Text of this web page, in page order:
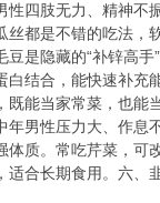
性四肢无力、精神不
丝都是不错的吃法，
豆是隐藏的“补锌高
白结合，能快速补充
既能当家常菜，也能
年男性压力大、作息
体质。常吃芹菜，可
适合长期食用。六、